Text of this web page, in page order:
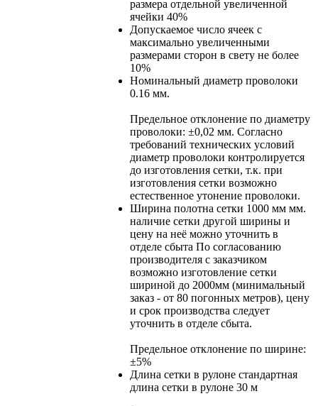
размера отдельной увеличенной
ячейки 40%
Допускаемое число ячеек с
максимально увеличенными
размерами сторон в свету не более
10%
Номинальный диаметр проволоки
0.16 мм.
Предельное отклонение по диаметру
проволоки: ±0,02 мм. Согласно
требований технических условий
диаметр проволоки контролируется
до изготовления сетки, т.к. при
изготовления сетки возможно
естественное утонение проволоки.
Ширина полотна сетки 1000 мм мм.
наличие сетки другой ширины и
цену на неё можно уточнить в
отделе сбыта По согласованию
производителя с заказчиком
возможно изготовление сетки
шириной до 2000мм (минимальный
заказ - от 80 погонных метров), цену
и срок производства следует
уточнить в отделе сбыта.
Предельное отклонение по ширине:
±5%
Длина сетки в рулоне стандартная
длина сетки в рулоне 30 м